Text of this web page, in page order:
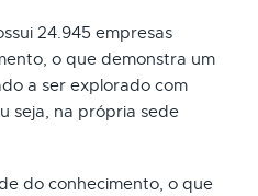
24.945 empresas
o que demonstra um
a ser explorado com
seja, na própria sede
do conhecimento, o que